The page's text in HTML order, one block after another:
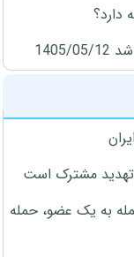
دارد؟
12
تهدید مشترک است
به یک عضو، حمله